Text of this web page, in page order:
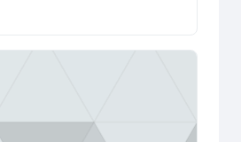
відеолекцій «Культурологія»